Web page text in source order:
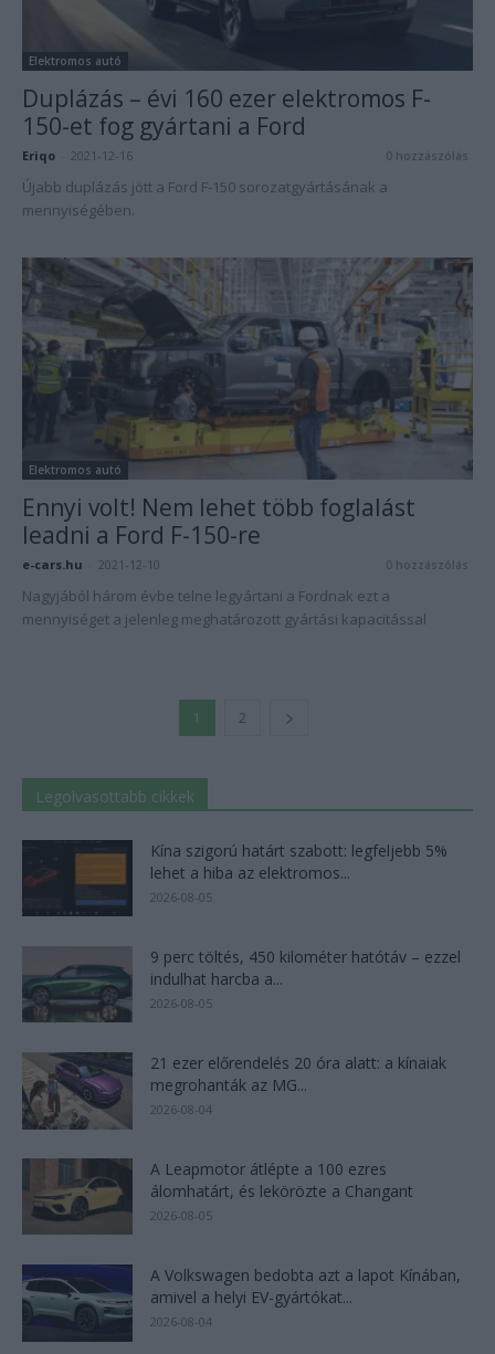
Elektromos autó
Duplázás – évi 160 ezer elektromos F-
150-et fog gyártani a Ford
Eriqo 2021-12-16 0 hozzászólás
Újabb duplázás jött a Ford F-150 sorozatgyártásának a
mennyiségében.
Elektromos autó
Ennyi volt! Nem lehet több foglalást
leadni a Ford F-150-re
e-cars.hu 2021-12-10 0 hozzászólás
Nagyjából három évbe telne legyártani a Fordnak ezt a
mennyiséget a jelenleg meghatározott gyártási kapacitással
1 2
Legolvasottabb cikkek
Kína szigorú határt szabott: legfeljebb 5%
lehet a hiba az elektromos...
2026-08-05
9 perc töltés, 450 kilométer hatótáv – ezzel
indulhat harcba a...
2026-08-05
21 ezer előrendelés 20 óra alatt: a kínaiak
megrohanták az MG...
2026-08-04
A Leapmotor átlépte a 100 ezres
álomhatárt, és lekörözte a Changant
2026-08-05
A Volkswagen bedobta azt a lapot Kínában,
amivel a helyi EV-gyártókat...
2026-08-04